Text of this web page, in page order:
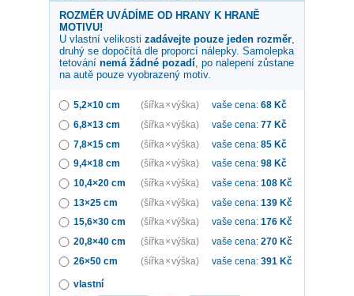
ROZMĚR UVÁDÍME OD HRANY K HRANĚ
MOTIVU!
U vlastní velikosti zadávejte pouze jeden rozměr,
druhý se dopočítá dle proporcí nálepky. Samolepka
tetování nemá žádné pozadí, po nalepení zůstane
na autě pouze vyobrazený motiv.
5,2×10 cm (šířka × výška) vaše cena: 68 Kč
6,8×13 cm
(šířka × výška) vaše cena: 77 Kč
7,8×15 cm
(šířka × výška) vaše cena: 85 Kč
9,4×18 cm
(šířka × výška) vaše cena: 98 Kč
10,4×20 cm
(šířka × výška) vaše cena: 108 Kč
13×25 cm
(šířka × výška) vaše cena: 139 Kč
15,6×30 cm
(šířka × výška) vaše cena: 176 Kč
20,8×40 cm
(šířka × výška) vaše cena: 270 Kč
26×50 cm
(šířka × výška) vaše cena: 391 Kč
vlastní